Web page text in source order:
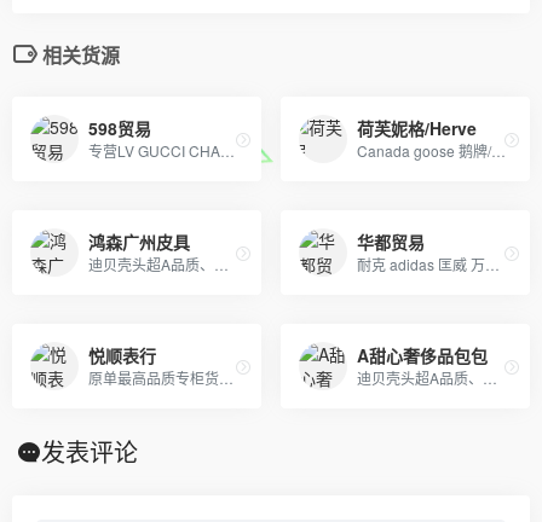
相关货源
598贸易 荷芙妮格/Herve
Canada goose 鹅牌/ Moncler蒙口羽绒服 冠军 耐克 阿迪及其潮牌运动服
鸿森广州皮具 华都贸易
悦顺表行 A甜心奢侈品包包
发表评论